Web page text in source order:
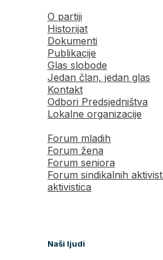
O partiji
Historijat
Dokumenti
Publikacije
Glas slobode
Jedan član, jedan glas
Kontakt
Odbori Predsjedništva
Lokalne organizacije
Forum mladih
Forum žena
Forum seniora
Forum sindikalnih
aktivistica
Naši ljudi